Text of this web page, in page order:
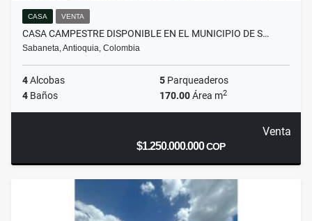
CASA VENTA
CASA CAMPESTRE DISPONIBLE EN EL MUNICIPIO DE S…
Sabaneta, Antioquia, Colombia
4Alcobas 5 Parqueaderos
4 Baños 170.00Área m2
Venta
$1.250.000.000COP